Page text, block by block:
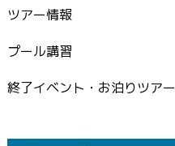
ツアー情報
プール講習
終了イベント・お泊りツアー